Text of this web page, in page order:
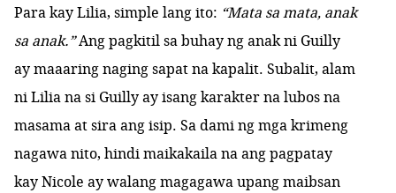
Para kay Lilia, simple lang ito: “Mata sa mata, anak
sa anak.”Ang pagkitil sa buhay ng anak ni Guilly
ay maaaring naging sapat na kapalit. Subalit, alam
ni Lilia na si Guilly ay isang karakter na lubos na
masama at sira ang isip. Sa dami ng mga krimeng
nagawa nito, hindi maikakaila na ang pagpatay
kay Nicole ay walang magagawa upang maibsan